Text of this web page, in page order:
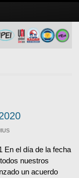
En el día de la fecha
nuestros
un acuerdo